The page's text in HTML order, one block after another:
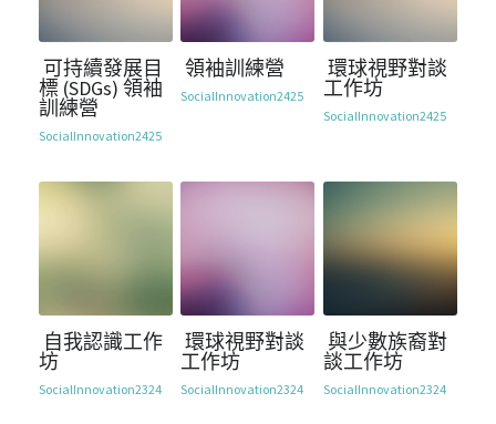
可持續發展目
標 (SDGs) 領袖
訓練營
SocialInnovation2425
領袖訓練營
SocialInnovation2425
環球視野對談
工作坊
SocialInnovation2425
自我認識工作
坊
SocialInnovation2324
環球視野對談
工作坊
SocialInnovation2324
與少數族裔對
談工作坊
SocialInnovation2324